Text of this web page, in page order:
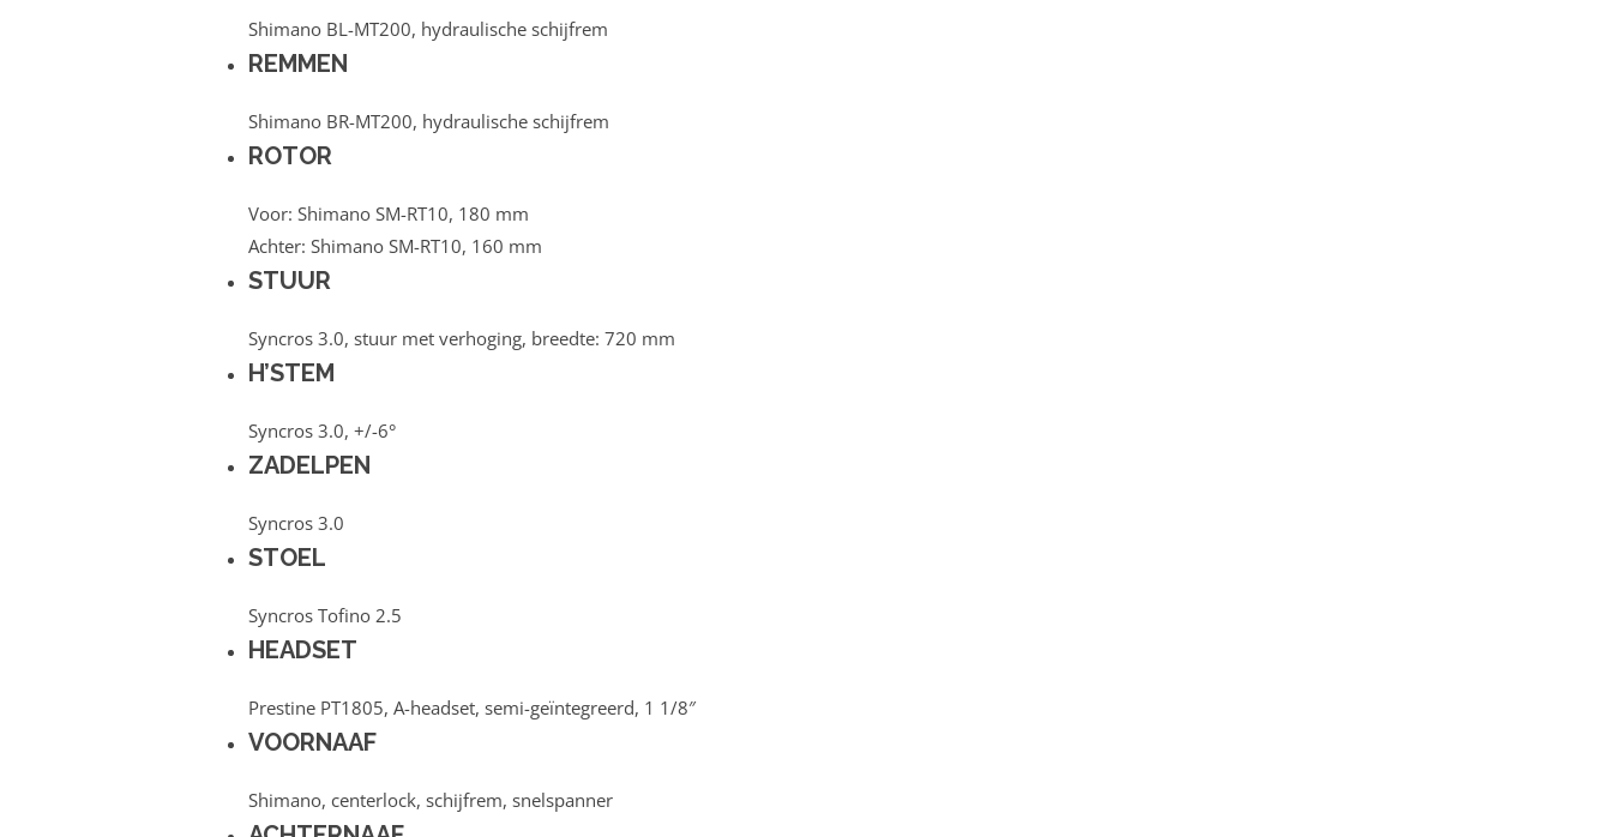
Shimano BL-MT200, hydraulische schijfrem
REMMEN
Shimano BR-MT200, hydraulische schijfrem
ROTOR
Voor: Shimano SM-RT10, 180 mm
Achter: Shimano SM-RT10, 160 mm
STUUR
Syncros 3.0, stuur met verhoging, breedte: 720 mm
H’STEM
Syncros 3.0, +/-6°
ZADELPEN
Syncros 3.0
STOEL
Syncros Tofino 2.5
HEADSET
Prestine PT1805, A-headset, semi-geïntegreerd, 1 1/8″
VOORNAAF
Shimano, centerlock, schijfrem, snelspanner